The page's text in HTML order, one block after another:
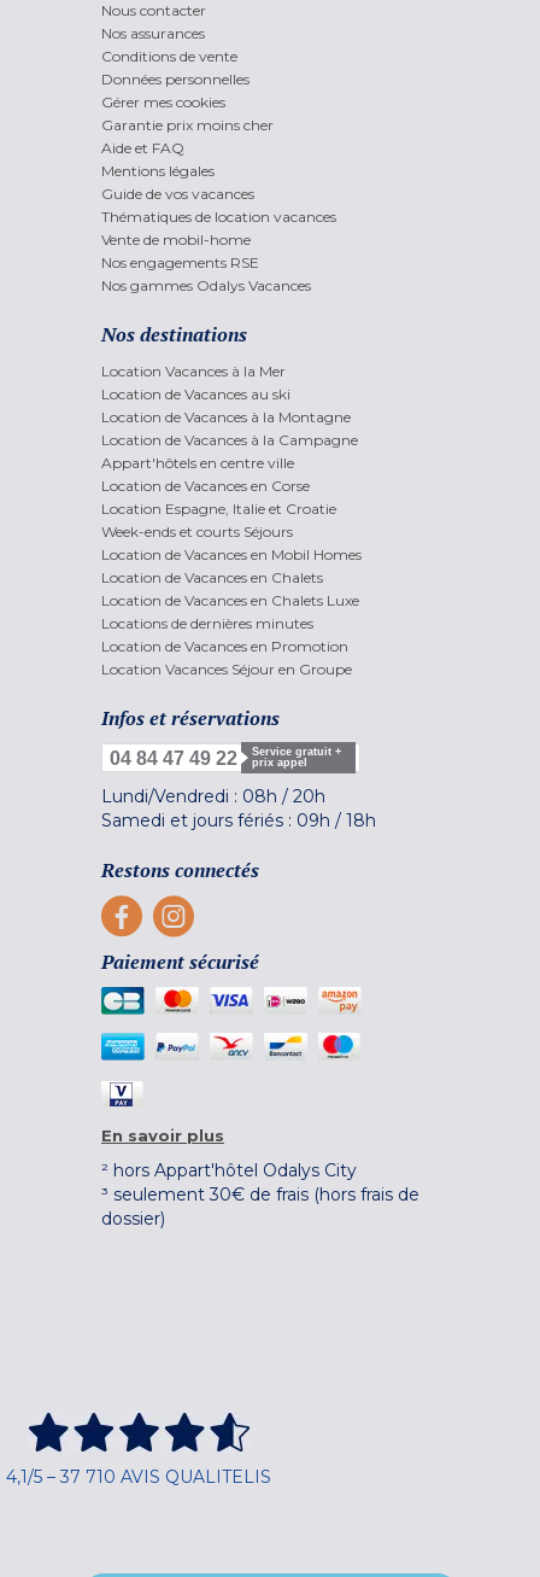
Nous contacter
Nos assurances
Conditions de vente
Données personnelles
Gérer mes cookies
Garantie prix moins cher
Aide et FAQ
Mentions légales
Guide de vos vacances
Thématiques de location vacances
Vente de mobil-home
Nos engagements RSE
Nos gammes Odalys Vacances
Nos destinations
Location Vacances à la Mer
Location de Vacances au ski
Location de Vacances à la Montagne
Location de Vacances à la Campagne
Appart'hôtels en centre ville
Location de Vacances en Corse
Location Espagne, Italie et Croatie
Week-ends et courts Séjours
Location de Vacances en Mobil Homes
Location de Vacances en Chalets
Location de Vacances en Chalets Luxe
Locations de dernières minutes
Location de Vacances en Promotion
Location Vacances Séjour en Groupe
Infos et réservations
04 84 47 49 22
Service gratuit +
prix appel
Lundi/Vendredi : 08h / 20h
Samedi et jours fériés : 09h / 18h
Restons connectés
Paiement sécurisé
En savoir plus
² hors Appart'hôtel Odalys City
³ seulement 30€ de frais (hors frais de
dossier)
4,1/5 – 37 710 AVIS QUALITELIS